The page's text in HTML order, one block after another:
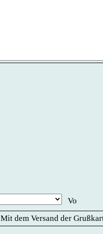
Mit dem Versand der